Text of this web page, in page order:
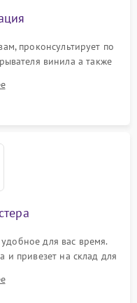
проконсультирует по
винила а также
для вас время.
и привезет на склад для